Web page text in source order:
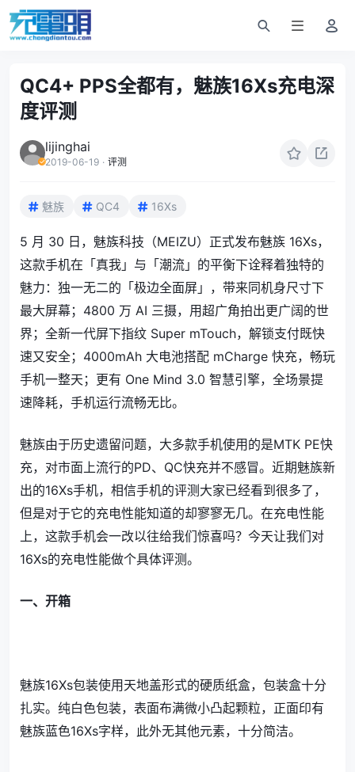
QC4+ PPS全都有，魅族16Xs充电深
度评测
lijinghai
2019-06-19 · 评测
魅族 QC4 16Xs
5 月 30 日，魅族科技（MEIZU）正式发布魅族 16Xs，
这款手机在「真我」与「潮流」的平衡下诠释着独特的
魅力：独一无二的「极边全面屏」，带来同机身尺寸下
最大屏幕；4800 万 AI 三摄，用超广角拍出更广阔的世
界；全新一代屏下指纹 Super mTouch，解锁支付既快
速又安全；4000mAh 大电池搭配 mCharge 快充，畅玩
手机一整天；更有 One Mind 3.0 智慧引擎，全场景提
速降耗，手机运行流畅无比。
魅族由于历史遗留问题，大多款手机使用的是MTK PE快
充，对市面上流行的PD、QC快充并不感冒。近期魅族新
出的16Xs手机，相信手机的评测大家已经看到很多了，
但是对于它的充电性能知道的却寥寥无几。在充电性能
上，这款手机会一改以往给我们惊喜吗？今天让我们对
16Xs的充电性能做个具体评测。
一、开箱
魅族16Xs包装使用天地盖形式的硬质纸盒，包装盒十分
扎实。纯白色包装，表面布满微小凸起颗粒，正面印有
魅族蓝色16Xs字样，此外无其他元素，十分简洁。